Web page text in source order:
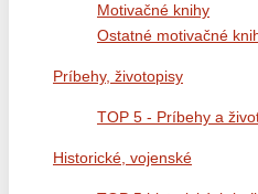
Motivačné knihy
Ostatné motivačné
Príbehy, životopisy
TOP 5 - Príbehy a
Historické, vojenské